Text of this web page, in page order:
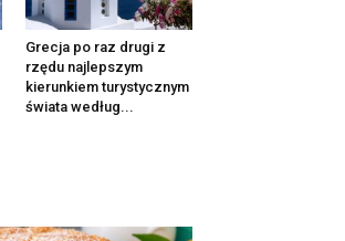
Grecja po raz drugi z
rzędu najlepszym
kierunkiem turystycznym
świata według...